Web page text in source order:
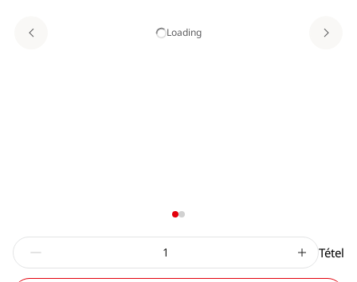
Loading
Tétel